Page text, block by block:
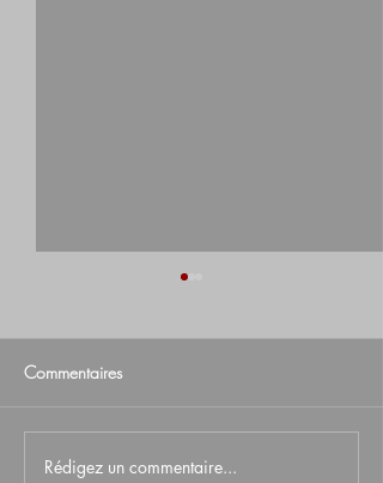
[ Chronique/Entrevue ]
Commentaires
Rédigez un commentaire...